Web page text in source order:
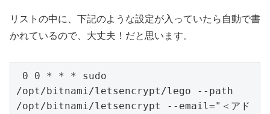
リストの中に、下記のような設定が入っていたら自動で書
かれているので、大丈夫！だと思います。
/opt/bitnami/letsencrypt/lego --path
/opt/bitnami/letsencrypt --email="＜アド